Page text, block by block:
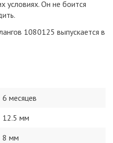
условиях. Он не боится
1080125 выпускается в
6 месяцев
12.5 мм
8 мм